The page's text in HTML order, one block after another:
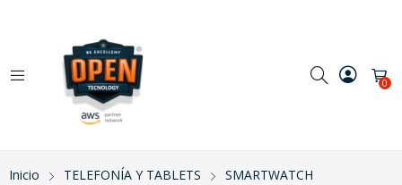
0
Inicio TELEFONÍA Y TABLETS
SMARTWATCH